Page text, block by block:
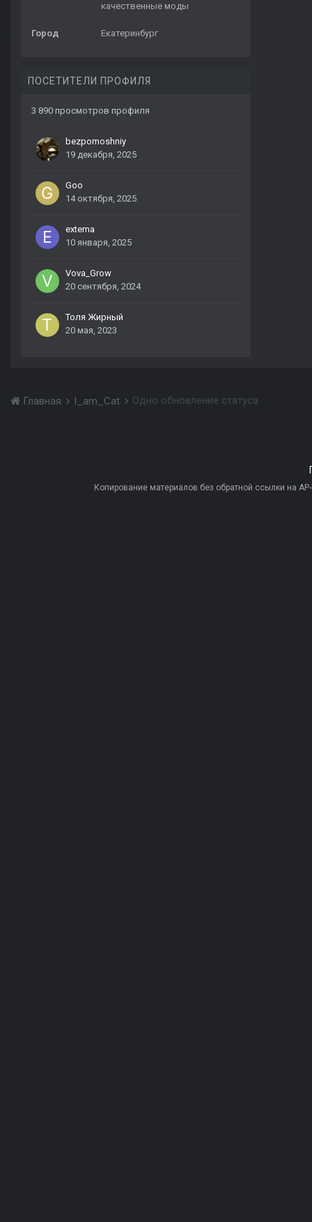
качественные моды
Город Екатеринбург
ПОСЕТИТЕЛИ ПРОФИЛЯ
3 890 просмотров профиля
bezpomoshniy
19 декабря, 2025
Goo
14 октября, 2025
extema
10 января, 2025
Vova_Grow
20 сентября, 2024
Толя Жирный
20 мая, 2023
Главная I_am_Cat Одно обновление статуса
Копирование материалов без обратной ссылки на